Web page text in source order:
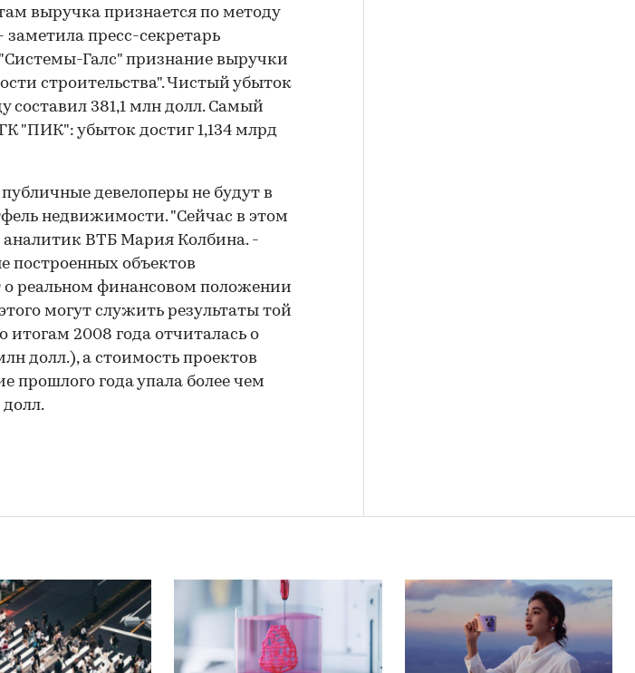
выручка признается по методу
заметила пресс-секретарь
Галс" признание выручки
строительства". Чистый убыток
составил 381,1 млн долл. Самый
"ПИК": убыток достиг 1,134 млрд
девелоперы не будут в
недвижимости. "Сейчас в этом
аналитик ВТБ Мария Колбина. -
построенных объектов
о реальном финансовом положении
могут служить результаты той
итогам 2008 года отчиталась о
долл.), а стоимость проектов
прошлого года упала более чем